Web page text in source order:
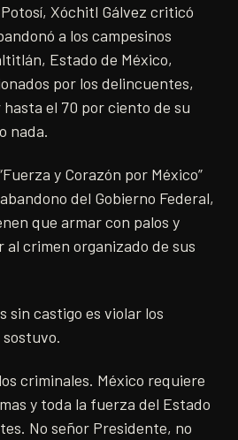
Xóchitl Gálvez criticó
a los campesinos
Estado de México,
por los delincuentes,
el 70 por ciento de su
nada.
y Corazón por México”
del Gobierno Federal,
que armar con palos y
al crimen organizado de sus
sin castigo es violar los
sostuvo.
criminales. México requiere
y toda la fuerza del Estado
No señor Presidente, no